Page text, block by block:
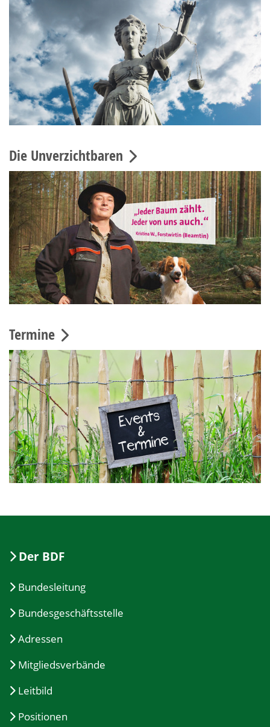
Die Unverzichtbaren
Termine
Der BDF
Bundesleitung
Bundesgeschäftsstelle
Adressen
Mitgliedsverbände
Leitbild
Positionen